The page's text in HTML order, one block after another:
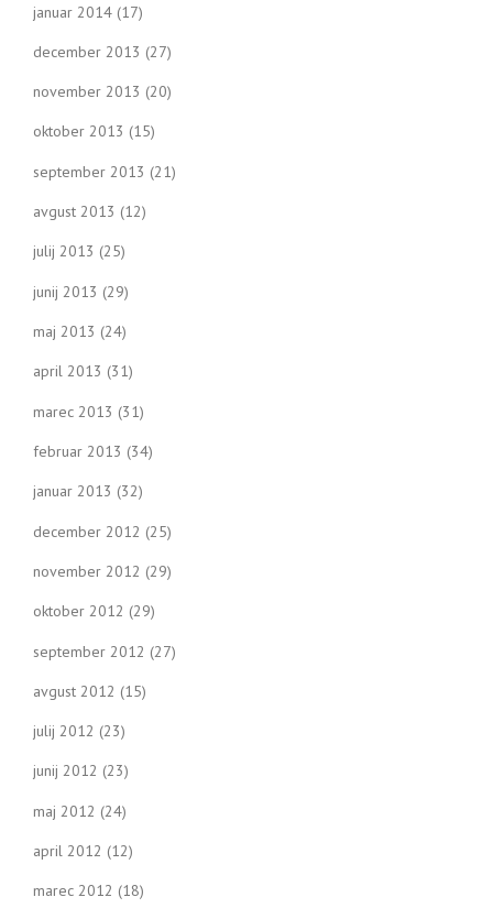
januar 2014 (17)
december 2013 (27)
november 2013 (20)
oktober 2013 (15)
september 2013 (21)
avgust 2013 (12)
julij 2013 (25)
junij 2013 (29)
maj 2013 (24)
april 2013 (31)
marec 2013 (31)
februar 2013 (34)
januar 2013 (32)
december 2012 (25)
november 2012 (29)
oktober 2012 (29)
september 2012 (27)
avgust 2012 (15)
julij 2012 (23)
junij 2012 (23)
maj 2012 (24)
april 2012 (12)
marec 2012 (18)